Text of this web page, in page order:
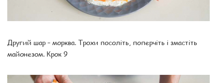
Другий шар – морква. Трохи посоліть, поперчіть і змастіть
майонезом. Крок 9